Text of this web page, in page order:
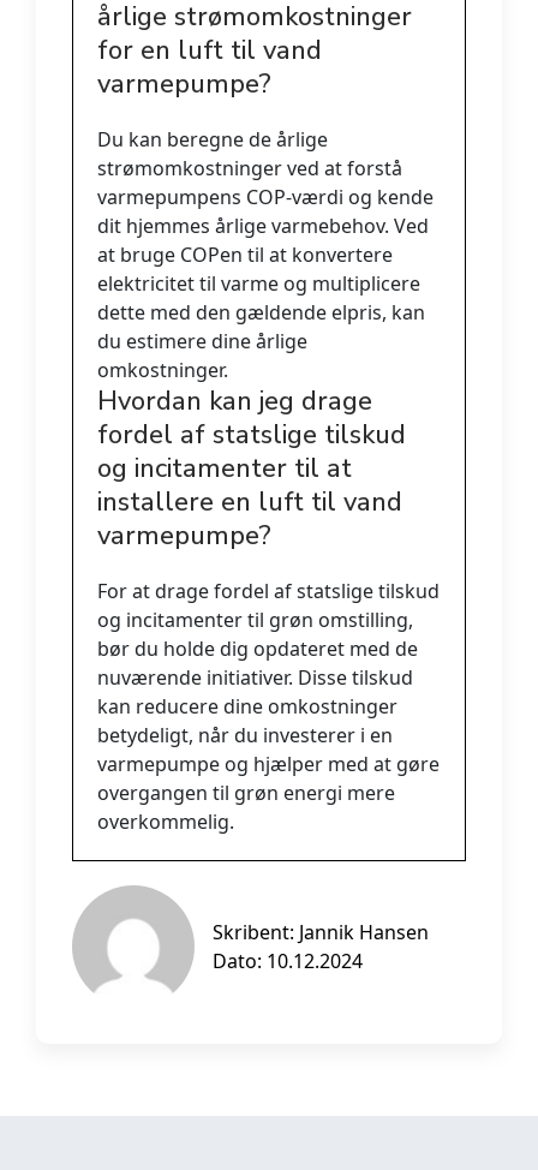
årlige strømomkostninger
for en luft til vand
varmepumpe?
Du kan beregne de årlige
strømomkostninger ved at forstå
varmepumpens COP-værdi og kende
dit hjemmes årlige varmebehov. Ved
at bruge COPen til at konvertere
elektricitet til varme og multiplicere
dette med den gældende elpris, kan
du estimere dine årlige
omkostninger.
Hvordan kan jeg drage
fordel af statslige tilskud
og incitamenter til at
installere en luft til vand
varmepumpe?
For at drage fordel af statslige tilskud
og incitamenter til grøn omstilling,
bør du holde dig opdateret med de
nuværende initiativer. Disse tilskud
kan reducere dine omkostninger
betydeligt, når du investerer i en
varmepumpe og hjælper med at gøre
overgangen til grøn energi mere
overkommelig.
Skribent: Jannik Hansen
Dato: 10.12.2024